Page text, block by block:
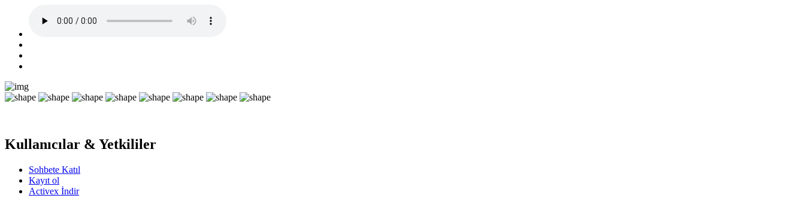
Kullanıcılar & Yetkililer
Sohbete Katıl
Kayıt ol
Activex İndir